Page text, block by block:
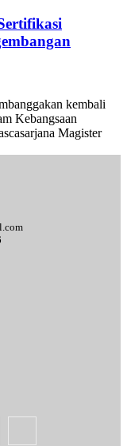
kembali
Kebangsaan
Magister